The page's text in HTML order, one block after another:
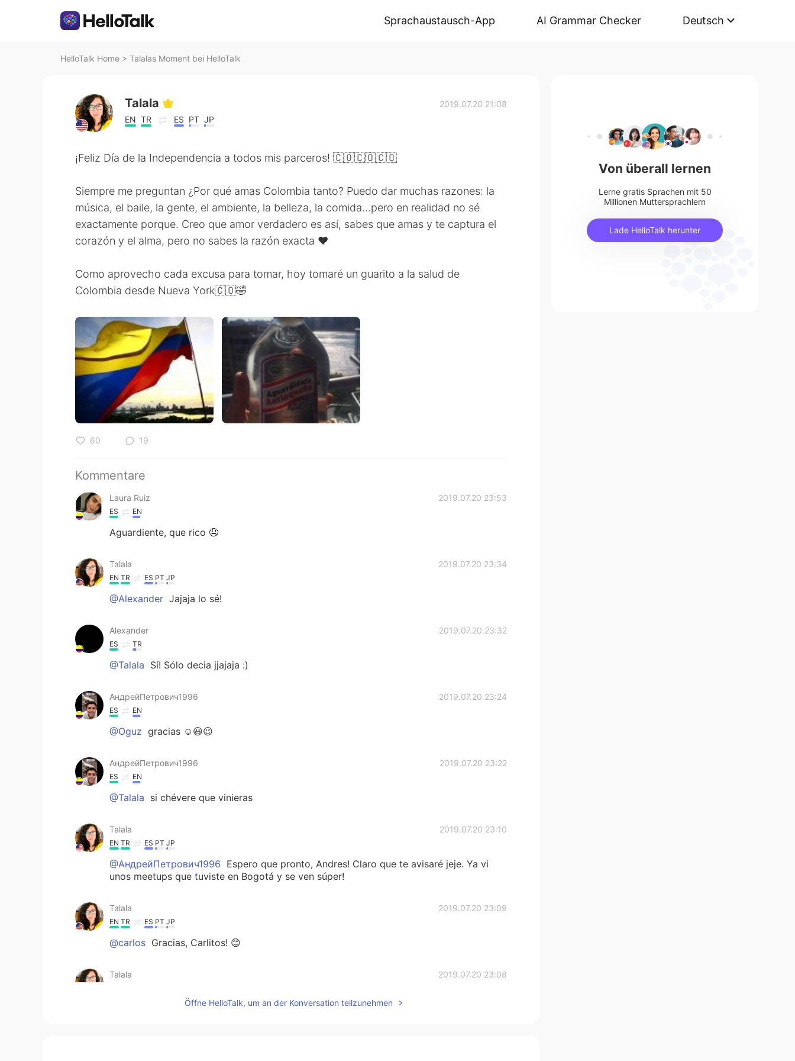
Sprachaustausch-App AI Grammar Checker Deutsch
HelloTalk Home > Talalas Moment bei HelloTalk
Talala
EN TR ES PT JP
2019.07.20 21:08
¡Feliz Día de la Independencia a todos mis parceros! 🇨🇴🇨🇴🇨🇴
Siempre me preguntan ¿Por qué amas Colombia tanto? Puedo dar muchas razones: la
música, el baile, la gente, el ambiente, la belleza, la comida...pero en realidad no sé
exactamente porque. Creo que amor verdadero es así, sabes que amas y te captura el
corazón y el alma, pero no sabes la razón exacta ❤️
Como aprovecho cada excusa para tomar, hoy tomaré un guarito a la salud de
Colombia desde Nueva York🇨🇴🤣
60 19
Kommentare
Laura Ruiz 2019.07.20 23:53
ES EN
Aguardiente, que rico 🤤
Talala 2019.07.20 23:34
EN TR ES PT JP
@Alexander Jajaja lo sé!
Alexander 2019.07.20 23:32
ES TR
@Talala Sí! Sólo decia jjajaja :)
АндрейПетрович1996 2019.07.20 23:24
ES EN
@Oguz gracias ☺😃😉
АндрейПетрович1996 2019.07.20 23:22
ES EN
@Talala si chévere que vinieras
Talala 2019.07.20 23:10
EN TR ES PT JP
@АндрейПетрович1996 Espero que pronto, Andres! Claro que te avisaré jeje. Ya vi
unos meetups que tuviste en Bogotá y se ven súper!
Talala 2019.07.20 23:09
EN TR ES PT JP
@carlos Gracias, Carlitos! 😊
Talala 2019.07.20 23:08
Muchas gracias! Confieso que tuve una duda sobre mi última frase y
Öffne HelloTalk, um an der Konversation teilzunehmen
Von überall lernen
Lerne gratis Sprachen mit 50
Millionen Muttersprachlern
Lade HelloTalk herunter